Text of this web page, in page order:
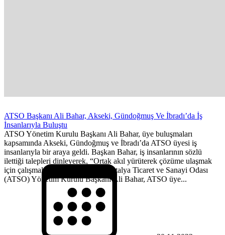
ATSO Başkanı Ali Bahar, Akseki, Gündoğmuş Ve İbradı’da İş
İnsanlarıyla Buluştu
ATSO Yönetim Kurulu Başkanı Ali Bahar, üye buluşmaları
kapsamında Akseki, Gündoğmuş ve İbradı’da ATSO üyesi iş
insanlarıyla bir araya geldi. Başkan Bahar, iş insanlarının sözlü
ilettiği talepleri dinleyerek, “Ortak akıl yürüterek çözüme ulaşmak
için çalışmalar yapacağız” dedi. Antalya Ticaret ve Sanayi Odası
(ATSO) Yönetim Kurulu Başkanı Ali Bahar, ATSO üye...